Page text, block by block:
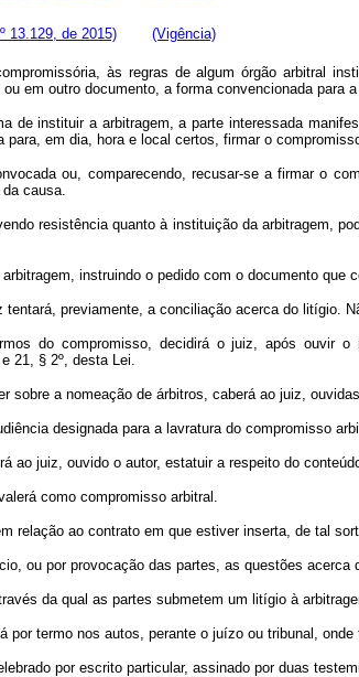
13.129, de 2015) (Vigência)
às regras de algum órgão arbitral
em outro documento, a forma convencionada para
de instituir a arbitragem, a parte interessada
em dia, hora e local certos, firmar o
ou, comparecendo, recusar-se a firmar o
causa.
resistência quanto à instituição da arbitragem,
instruindo o pedido com o documento que
tentará, previamente, a conciliação acerca do litígio.
do compromisso, decidirá o juiz, após ouvir
21, § 2º, desta Lei.
sobre a nomeação de árbitros, caberá ao juiz,
designada para a lavratura do compromisso
ao juiz, ouvido o autor, estatuir a respeito do
como compromisso arbitral.
relação ao contrato em que estiver inserta, de tal
ou por provocação das partes, as questões
da qual as partes submetem um litígio à
por termo nos autos, perante o juízo ou tribunal, onde
por escrito particular, assinado por duas